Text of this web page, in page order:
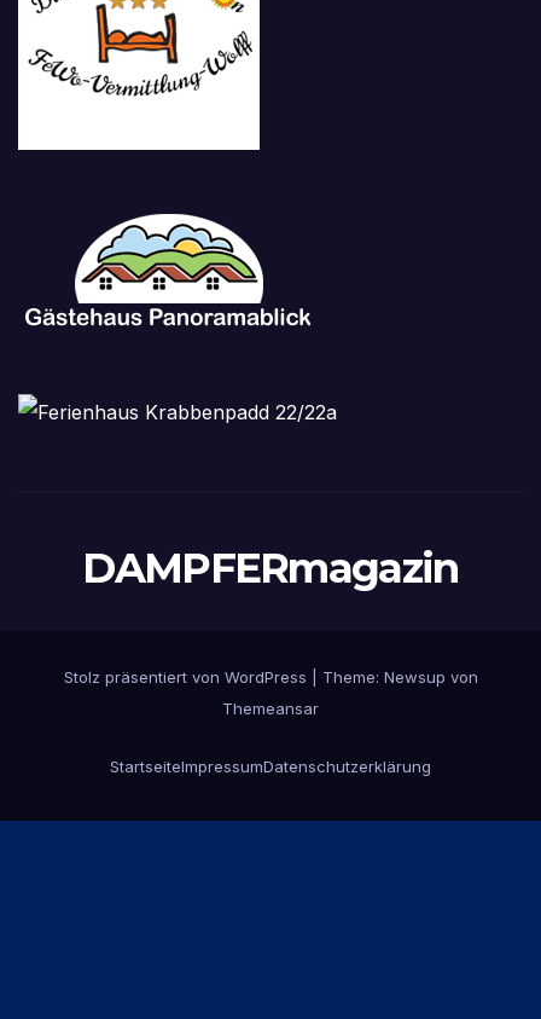
DAMPFERmagazin
Stolz präsentiert von WordPress Theme: Newsup von
Themeansar
StartseiteImpressumDatenschutzerklärung